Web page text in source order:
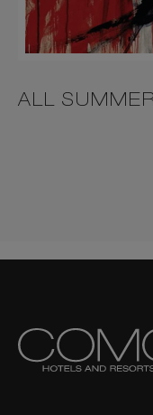
ALL